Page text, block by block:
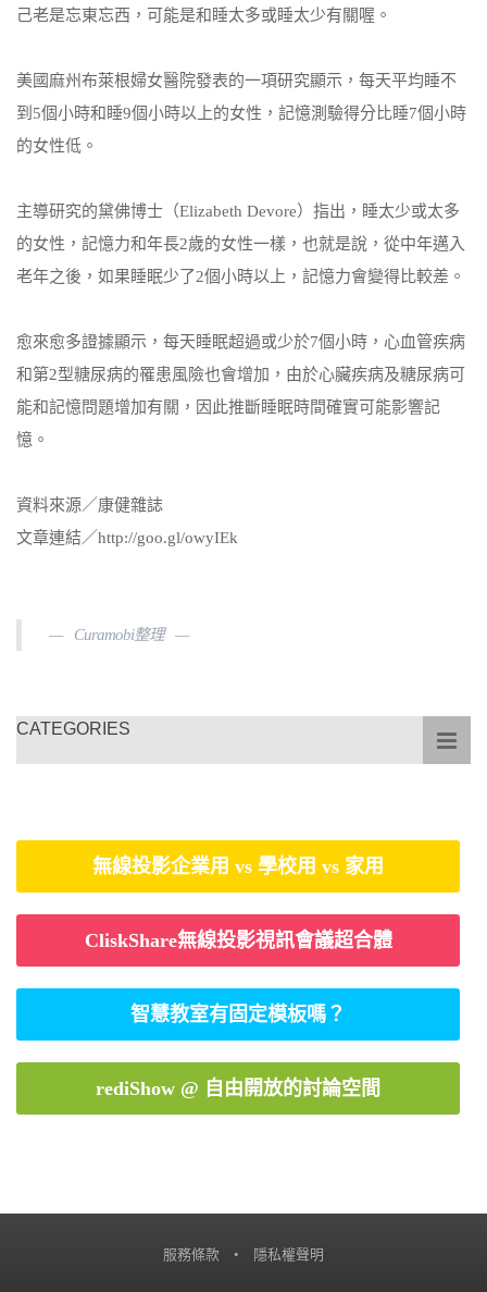
己老是忘東忘西，可能是和睡太多或睡太少有關喔。
美國麻州布萊根婦女醫院發表的一項研究顯示，每天平均睡不
到5個小時和睡9個小時以上的女性，記憶測驗得分比睡7個小時
的女性低。
主導研究的黛佛博士（Elizabeth Devore）指出，睡太少或太多
的女性，記憶力和年長2歲的女性一樣，也就是說，從中年邁入
老年之後，如果睡眠少了2個小時以上，記憶力會變得比較差。
愈來愈多證據顯示，每天睡眠超過或少於7個小時，心血管疾病
和第2型糖尿病的罹患風險也會增加，由於心臟疾病及糖尿病可
能和記憶問題增加有關，因此推斷睡眠時間確實可能影響記
憶。
資料來源／康健雜誌
文章連結／http://goo.gl/owyIEk
Curamobi整理
CATEGORIES
無線投影企業用 vs 學校用 vs 家用
CliskShare無線投影視訊會議超合體
智慧教室有固定模板嗎？
rediShow @ 自由開放的討論空間
服務條款 • 隱私權聲明